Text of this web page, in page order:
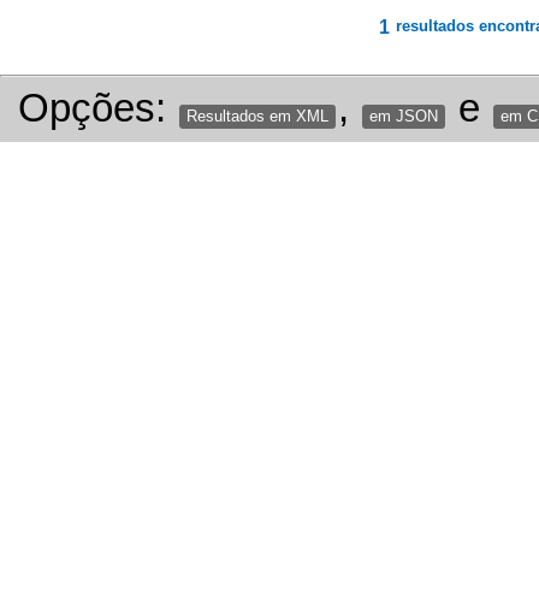
1 resultados
Opções: Resultados em XML , em JSON e em